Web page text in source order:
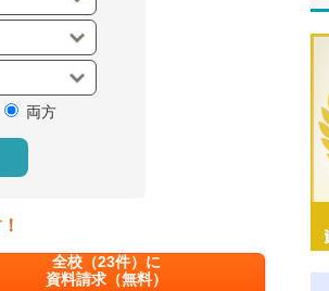
閉じる
両方
全校（23件）に
資料請求（無料）